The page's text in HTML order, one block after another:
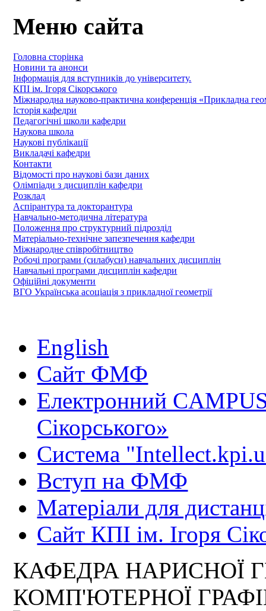
Меню сайта
Головна сторінка
Новини та анонси
Інформація для вступників до університету.
КПІ ім. Ігоря Сікорського
Міжнародна науково-практична конференція «Прикладна
Історія кафедри
Педагогічні школи кафедри
Наукова школа
Наукові публікації
Викладачі кафедри
Контакти
Відомості про наукові бази даних
Олімпіади з дисциплін кафедри
Розклад
Аспірантура та докторантура
Навчально-методична література
Положення про структурний підрозділ
Матеріально-технічне запезпечення кафедри
Міжнародне співробітництво
Робочі програми (силабуси) навчальних дисциплін
Навчальні програми дисциплін кафедри
Офіційні документи
ВГО Українська асоціація з прикладної геометрії
English
Сайт ФМФ
Електронний
Сікорського»
Система
Вступ на ФМФ
Матеріали для
Сайт КПІ ім. Ігоря
КАФЕДРА НАРИСНОЇ
КОМП'ЮТЕРНОЇ